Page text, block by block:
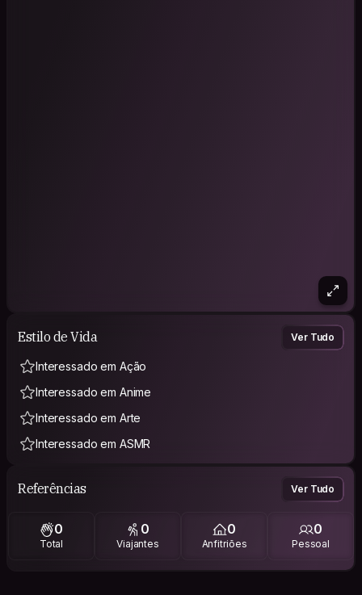
Estilo de Vida Ver Tudo
Interessado em Ação
Interessado em Anime
Interessado em Arte
Interessado em ASMR
Referências Ver Tudo
0
Total
0
Viajantes
0
Anfitriões
0
Pessoal